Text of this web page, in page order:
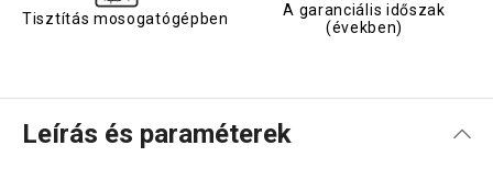
Tisztítás mosogatógépben
A garanciális időszak
(években)
Leírás és paraméterek